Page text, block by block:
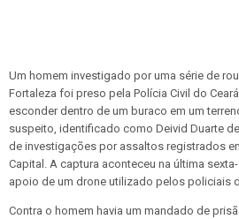
Um homem investigado por uma série de
Fortaleza foi preso pela Polícia Civil do
esconder dentro de um buraco em um
suspeito, identificado como Deivid Duarte
de investigações por assaltos registrados
Capital. A captura aconteceu na última
apoio de um drone utilizado pelos policiais
Contra o homem havia um mandado de